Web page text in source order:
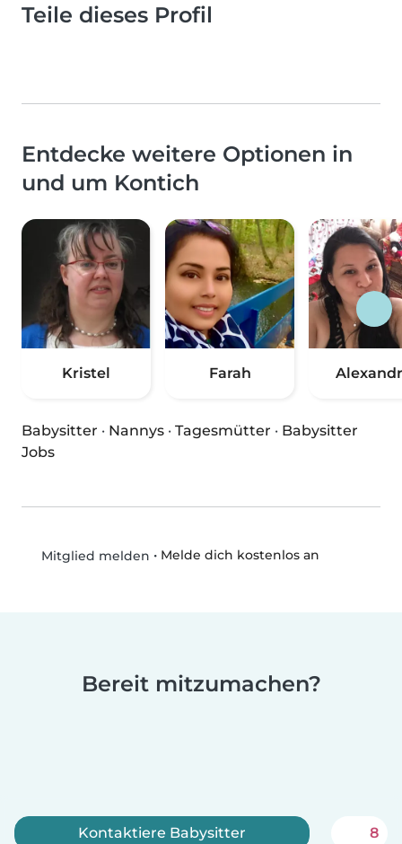
Teile dieses Profil
Entdecke weitere Optionen in
und um Kontich
Kristel Farah
Babysitter · Nannys · Tagesmütter · Babysitter
Jobs
Mitglied melden • Melde dich kostenlos an
Bereit mitzumachen?
Kontaktiere Babysitter 8